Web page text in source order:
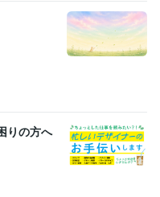
りの方へ